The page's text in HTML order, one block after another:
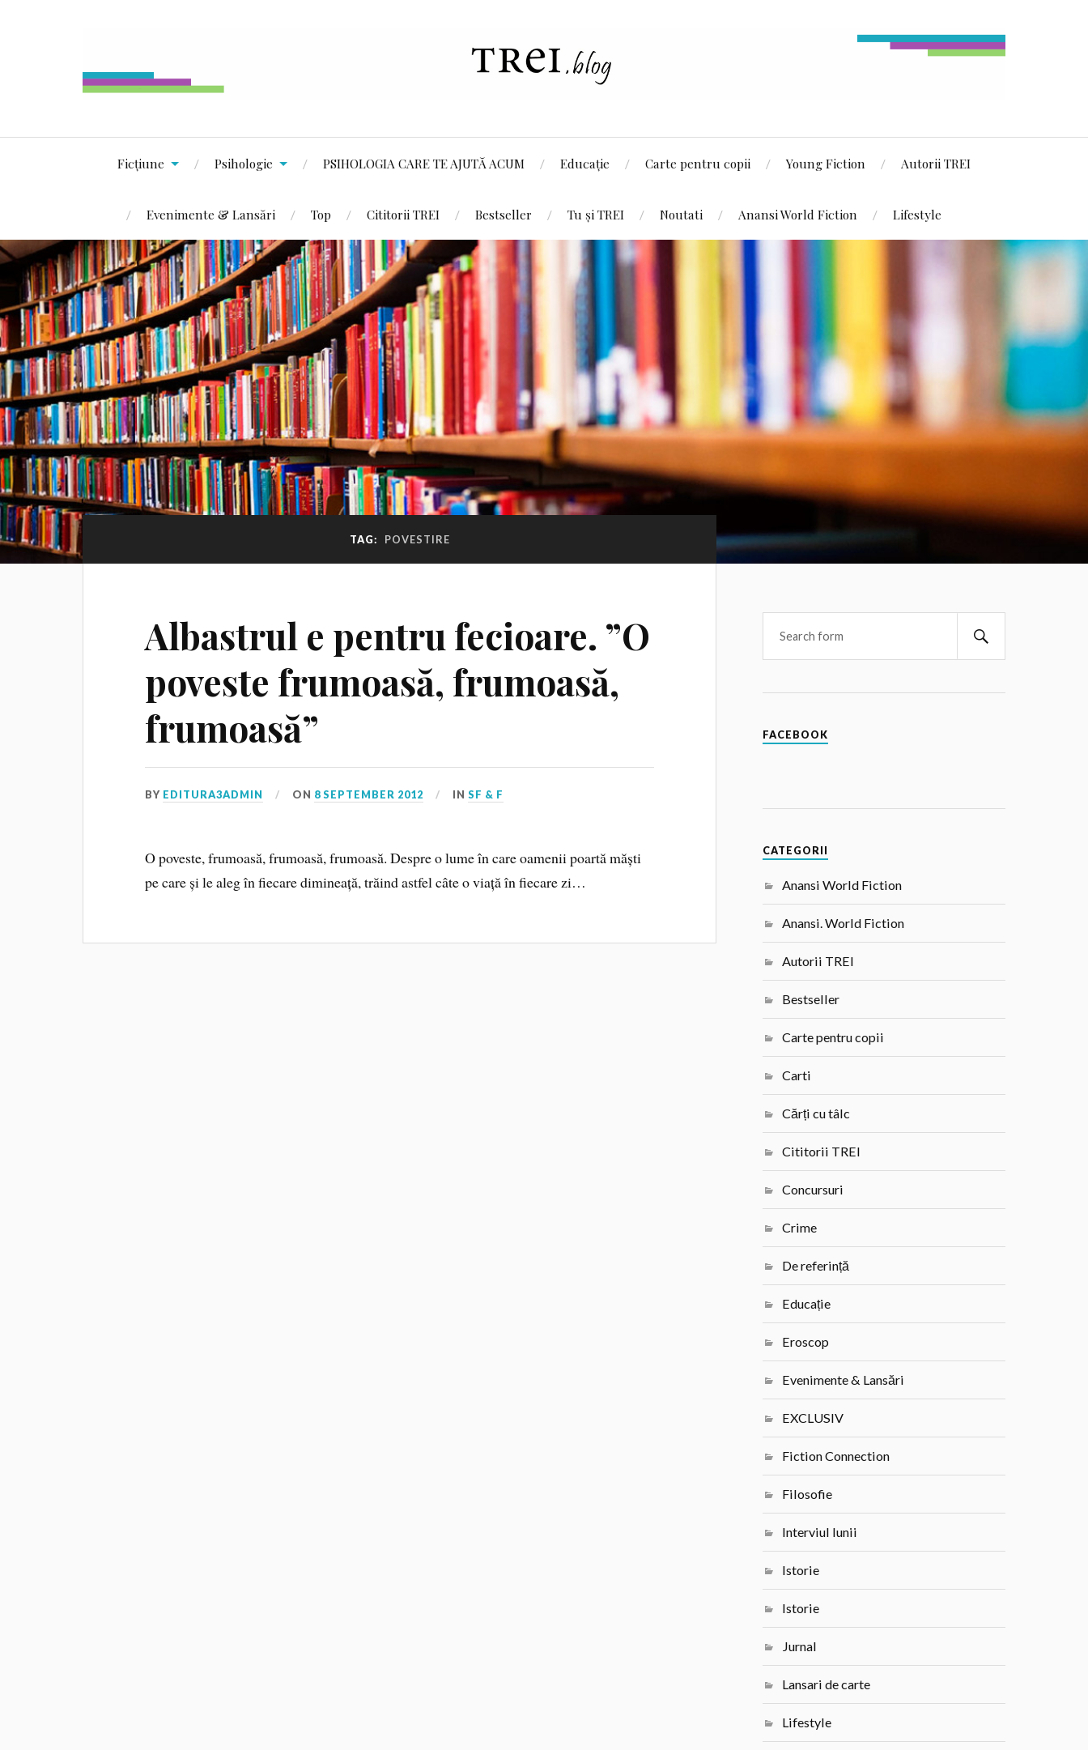
Ficțiune Psihologie PSIHOLOGIA CARE TE AJUTĂ ACUM Educație Carte pentru copii Young Fiction Autorii TREI
Evenimente & Lansări Top Cititorii TREI Bestseller Tu și TREI Noutati Anansi World Fiction Lifestyle
TAG: POVESTIRE
Albastrul e pentru fecioare. ”O
poveste frumoasă, frumoasă,
frumoasă”
BY EDITURA3ADMIN ON 8 SEPTEMBER 2012 INSF & F
O poveste, frumoasă, frumoasă, frumoasă. Despre o lume în care oamenii poartă măști
pe care și le aleg în fiecare dimineață, trăind astfel câte o viață în fiecare zi…
FACEBOOK
CATEGORII
Anansi World Fiction
Anansi. World Fiction
Autorii TREI
Bestseller
Carte pentru copii
Carti
Cărți cu tâlc
Cititorii TREI
Concursuri
Crime
De referință
Educație
Eroscop
Evenimente & Lansări
EXCLUSIV
Fiction Connection
Filosofie
Interviul lunii
Istorie
Istorie
Jurnal
Lansari de carte
Lifestyle